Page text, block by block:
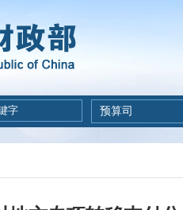
预算司